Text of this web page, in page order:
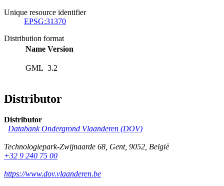
Unique resource identifier
EPSG:31370
Distribution format
Name Version
GML 3.2
Distributor
Distributor
Databank Ondergrond Vlaanderen (DOV)
Technologiepark-Zwijnaarde 68, Gent, 9052, België
+32 9 240 75 00
https://www.dov.vlaanderen.be